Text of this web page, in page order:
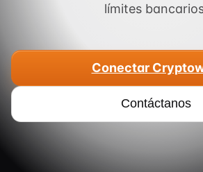
límites
Conectar
Contáctanos